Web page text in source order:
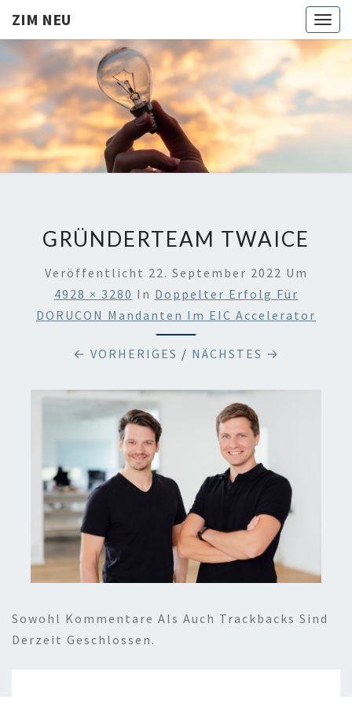
ZIM NEU
ZIM
NEU
Aktuelles
zur ZIM
Förderung
GRÜNDERTEAM TWAICE
Veröffentlicht 22. September 2022 Um
4928 × 3280 In Doppelter Erfolg Für
DORUCON Mandanten Im EIC Accelerator
← VORHERIGES / NÄCHSTES →
Sowohl Kommentare Als Auch Trackbacks Sind
Derzeit Geschlossen.